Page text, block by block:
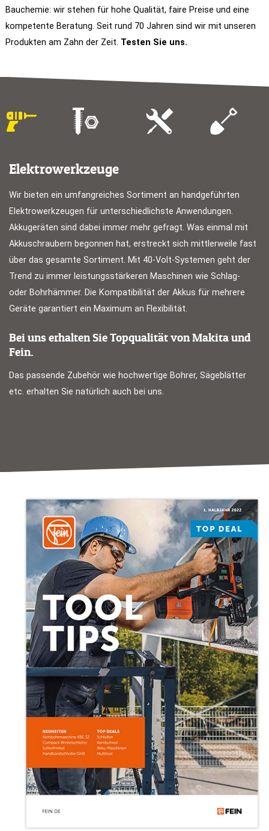
Bauchemie: wir stehen für hohe Qualität, faire Preise und eine
kompetente Beratung. Seit rund 70 Jahren sind wir mit unseren
Produkten am Zahn der Zeit. Testen Sie uns.
Elektrowerkzeuge
Wir bieten ein umfangreiches Sortiment an handgeführten
Elektrowerkzeugen für unterschiedlichste Anwendungen.
Akkugeräten sind dabei immer mehr gefragt. Was einmal mit
Akkuschraubern begonnen hat, erstreckt sich mittlerweile fast
über das gesamte Sortiment. Mit 40-Volt-Systemen geht der
Trend zu immer leistungsstärkeren Maschinen wie Schlag-
oder Bohrhämmer. Die Kompatibilität der Akkus für mehrere
Geräte garantiert ein Maximum an Flexibilität.
Bei uns erhalten Sie Topqualität von Makita und
Fein.
Das passende Zubehör wie hochwertige Bohrer, Sägeblätter
etc. erhalten Sie natürlich auch bei uns.